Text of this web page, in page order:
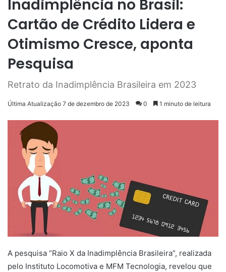
Inadimplência no Brasil:
Cartão de Crédito Lidera e
Otimismo Cresce, aponta
Pesquisa
Retrato da Inadimplência Brasileira em 2023
Última Atualização 7 de dezembro de 2023 0 1 minuto de leitura
A pesquisa “Raio X da Inadimplência Brasileira”, realizada
pelo Instituto Locomotiva e MFM Tecnologia, revelou que